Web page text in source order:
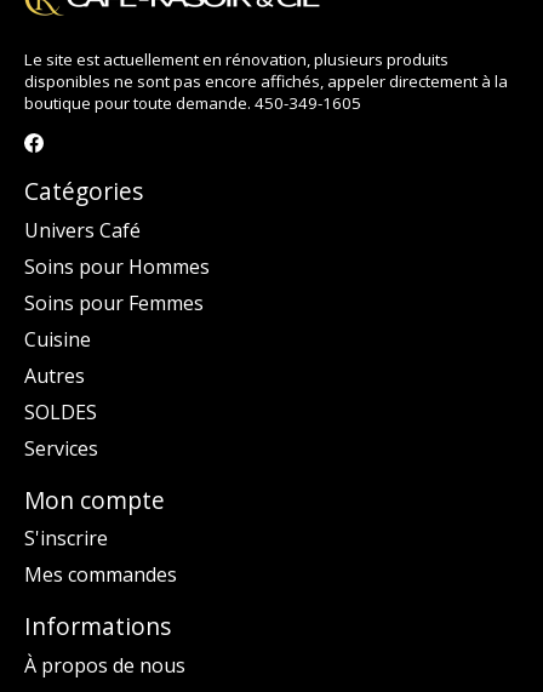
Le site est actuellement en rénovation, plusieurs produits
disponibles ne sont pas encore affichés, appeler directement à la
boutique pour toute demande. 450-349-1605
Catégories
Univers Café
Soins pour Hommes
Soins pour Femmes
Cuisine
Autres
SOLDES
Services
Mon compte
S'inscrire
Mes commandes
Informations
À propos de nous